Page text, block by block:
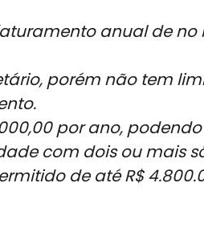
anual de no
porém não tem
por ano,
com dois ou mais
de até R$